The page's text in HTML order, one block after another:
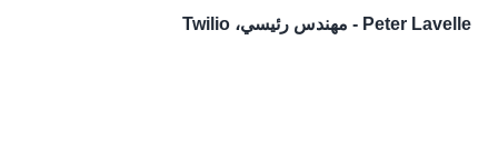
Peter Lavelle - مهندس رئيسي، Twilio